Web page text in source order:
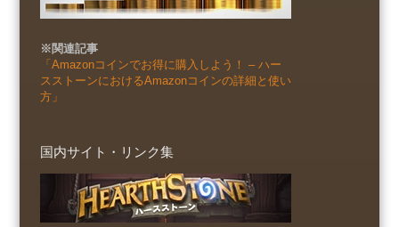
※関連記事
「Amazonコインでお得に購入しよう！ – ハー
スストーンにおけるAmazonコインの詳細と使い
方」
国内サイト・リンク集